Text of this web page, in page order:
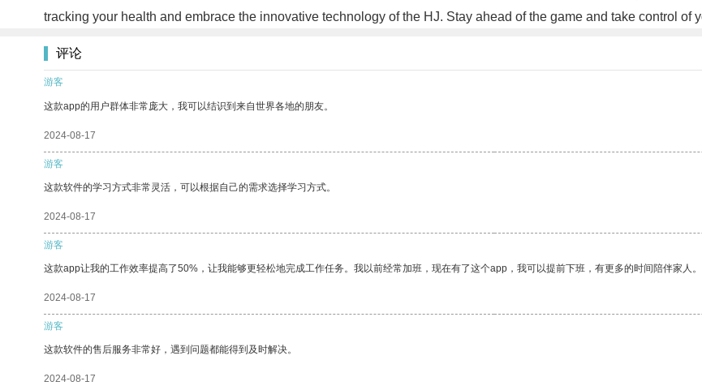
tracking your health and embrace the innovative technology of the HJ. Stay ahead of the game and take control of
评论
游客
这款app的用户群体非常庞大，我可以结识到来自世界各地的朋友。
2024-08-17
游客
这款软件的学习方式非常灵活，可以根据自己的需求选择学习方式。
2024-08-17
游客
这款app让我的工作效率提高了50%，让我能够更轻松地完成工作任务。我以前经常加班，现在有了这个app，我可以提前下班，有更多的时间陪伴家人。
2024-08-17
游客
这款软件的售后服务非常好，遇到问题都能得到及时解决。
2024-08-17